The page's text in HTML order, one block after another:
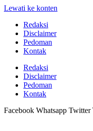
Lewati ke konten
Redaksi
Disclaimer
Pedoman
Kontak
Redaksi
Disclaimer
Pedoman
Kontak
Facebook Whatsapp Twitter